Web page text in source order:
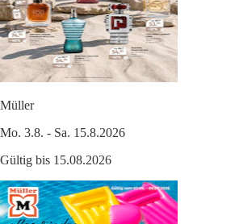
Müller
Mo. 3.8. - Sa. 15.8.2026
Gültig bis 15.08.2026